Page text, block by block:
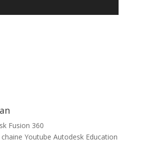
Fusion 360
Youtube Autodesk Education